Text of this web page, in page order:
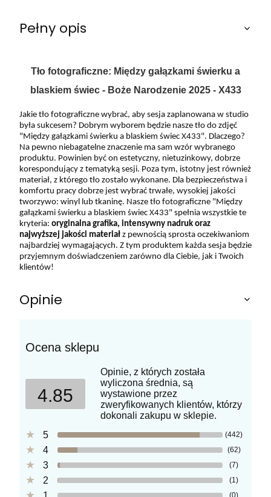
Pełny opis
Tło fotograficzne: Między gałązkami świerku a
blaskiem świec - Boże Narodzenie 2025 - X433
Jakie tło fotograficzne wybrać, aby sesja zaplanowana w studio
była sukcesem? Dobrym wyborem będzie nasze tło do zdjęć
"Między gałązkami świerku a blaskiem świec X433". Dlaczego?
Na pewno niebagatelne znaczenie ma sam wzór wybranego
produktu. Powinien być on estetyczny, nietuzinkowy, dobrze
korespondujący z tematyką sesji. Poza tym, istotny jest również
materiał, z którego tło zostało wykonane. Dla bezpieczeństwa i
komfortu pracy dobrze jest wybrać trwałe, wysokiej jakości
tworzywo: winyl lub tkaninę. Nasze tło fotograficzne "Między
gałązkami świerku a blaskiem świec X433" spełnia wszystkie te
kryteria: oryginalna grafika, intensywny nadruk oraz
najwyższej jakości materiał z pewnością sprosta oczekiwaniom
najbardziej wymagających. Z tym produktem każda sesja będzie
przyjemnym doświadczeniem zarówno dla Ciebie, jak i Twoich
klientów!
Opinie
Ocena sklepu
4.85
Opinie, z których została
wyliczona średnia, są
wystawione przez
zweryfikowanych klientów, którzy
dokonali zakupu w sklepie.
5
(442)
4 (62)
3 (7)
2 (1)
(0)